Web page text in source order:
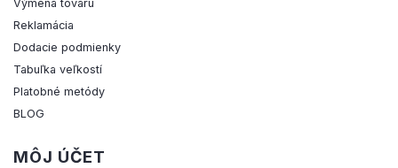
Výmena tovaru
Reklamácia
Dodacie podmienky
Tabuľka veľkostí
Platobné metódy
BLOG
MÔJ ÚČET